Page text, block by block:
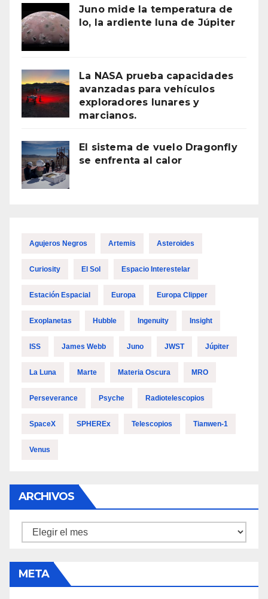
Juno mide la temperatura de
Io, la ardiente luna de Júpiter
La NASA prueba capacidades
avanzadas para vehículos
exploradores lunares y
marcianos.
El sistema de vuelo Dragonfly
se enfrenta al calor
Agujeros Negros Artemis Asteroides
Curiosity El Sol Espacio Interestelar
Estación Espacial Europa Europa Clipper
Exoplanetas Hubble Ingenuity Insight
ISS James Webb Juno JWST Júpiter
La Luna Marte Materia Oscura MRO
Perseverance Psyche Radiotelescopios
SpaceX SPHEREx Telescopios Tianwen-1
Venus
ARCHIVOS
Archivos
META